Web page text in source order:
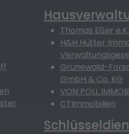
Thomas Eßer e.K.
H&H Hütter
Grünewald-
GmbH & Co. KG
VON POLL
CTImmobilien